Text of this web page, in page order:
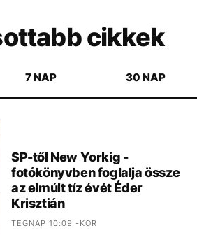
cikkek
7 NAP 30 NAP
SP-től New Yorkig -
fotókönyvben foglalja össze
az elmúlt tíz évét Éder
Krisztián
TEGNAP 10:09 -KOR